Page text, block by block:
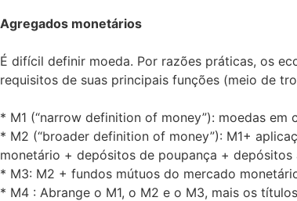
Agregados monetários
É difícil definir moeda. Por razões práticas, os
requisitos de suas principais funções (meio de
* M1 (“narrow definition of money”): moedas
* M2 (“broader definition of money”): M1+
monetário + depósitos de poupança + depósitos
* M3: M2 + fundos mútuos do mercado
* M4 : Abrange o M1, o M2 e o M3, mais os